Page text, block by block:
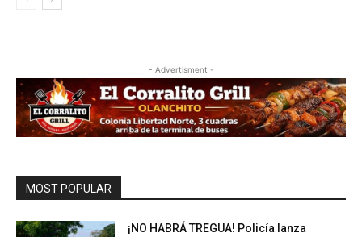
- Advertisment -
MOST POPULAR
¡NO HABRÁ TREGUA! Policía lanza